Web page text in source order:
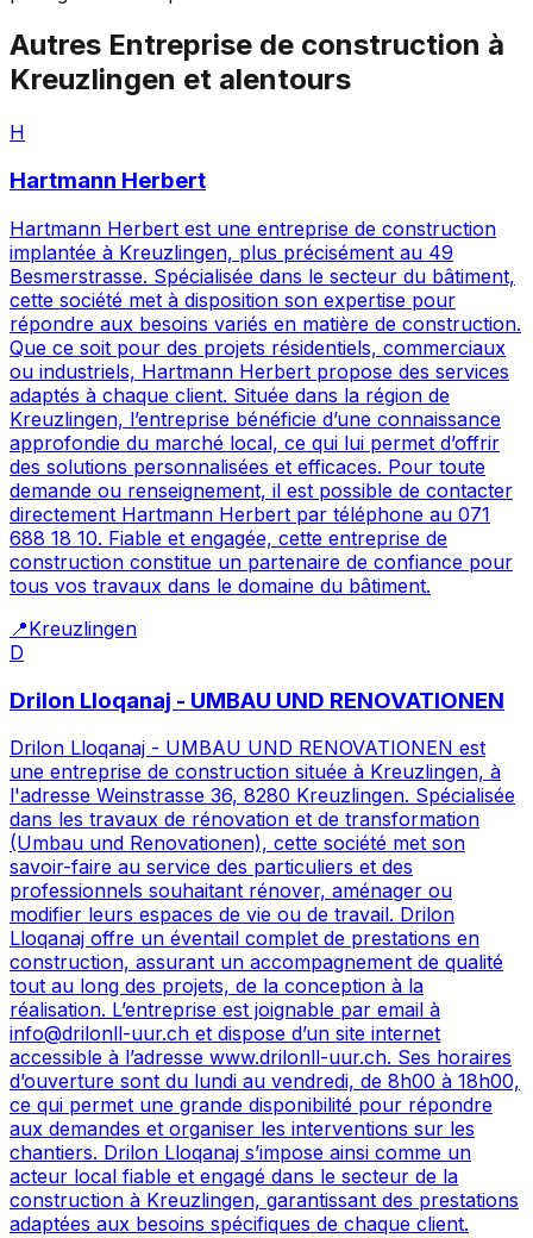
Autres Entreprise de construction à
Kreuzlingen et alentours
H
Hartmann Herbert
Hartmann Herbert est une entreprise de construction
implantée à Kreuzlingen, plus précisément au 49
Besmerstrasse. Spécialisée dans le secteur du bâtiment,
cette société met à disposition son expertise pour
répondre aux besoins variés en matière de construction.
Que ce soit pour des projets résidentiels, commerciaux
ou industriels, Hartmann Herbert propose des services
adaptés à chaque client. Située dans la région de
Kreuzlingen, l’entreprise bénéficie d’une connaissance
approfondie du marché local, ce qui lui permet d’offrir
des solutions personnalisées et efficaces. Pour toute
demande ou renseignement, il est possible de contacter
directement Hartmann Herbert par téléphone au 071
688 18 10. Fiable et engagée, cette entreprise de
construction constitue un partenaire de confiance pour
tous vos travaux dans le domaine du bâtiment.
📍Kreuzlingen
D
Drilon Lloqanaj - UMBAU UND RENOVATIONEN
Drilon Lloqanaj - UMBAU UND RENOVATIONEN est
une entreprise de construction située à Kreuzlingen, à
l'adresse Weinstrasse 36, 8280 Kreuzlingen. Spécialisée
dans les travaux de rénovation et de transformation
(Umbau und Renovationen), cette société met son
savoir-faire au service des particuliers et des
professionnels souhaitant rénover, aménager ou
modifier leurs espaces de vie ou de travail. Drilon
Lloqanaj offre un éventail complet de prestations en
construction, assurant un accompagnement de qualité
tout au long des projets, de la conception à la
réalisation. L’entreprise est joignable par email à
info@drilonll-uur.ch et dispose d’un site internet
accessible à l’adresse www.drilonll-uur.ch. Ses horaires
d’ouverture sont du lundi au vendredi, de 8h00 à 18h00,
ce qui permet une grande disponibilité pour répondre
aux demandes et organiser les interventions sur les
chantiers. Drilon Lloqanaj s’impose ainsi comme un
acteur local fiable et engagé dans le secteur de la
construction à Kreuzlingen, garantissant des prestations
adaptées aux besoins spécifiques de chaque client.